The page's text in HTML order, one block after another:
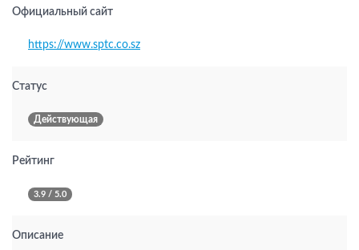
Официальный сайт
https://www.sptc.co.sz
Статус
Действующая
Рейтинг
3.9 / 5.0
Описание